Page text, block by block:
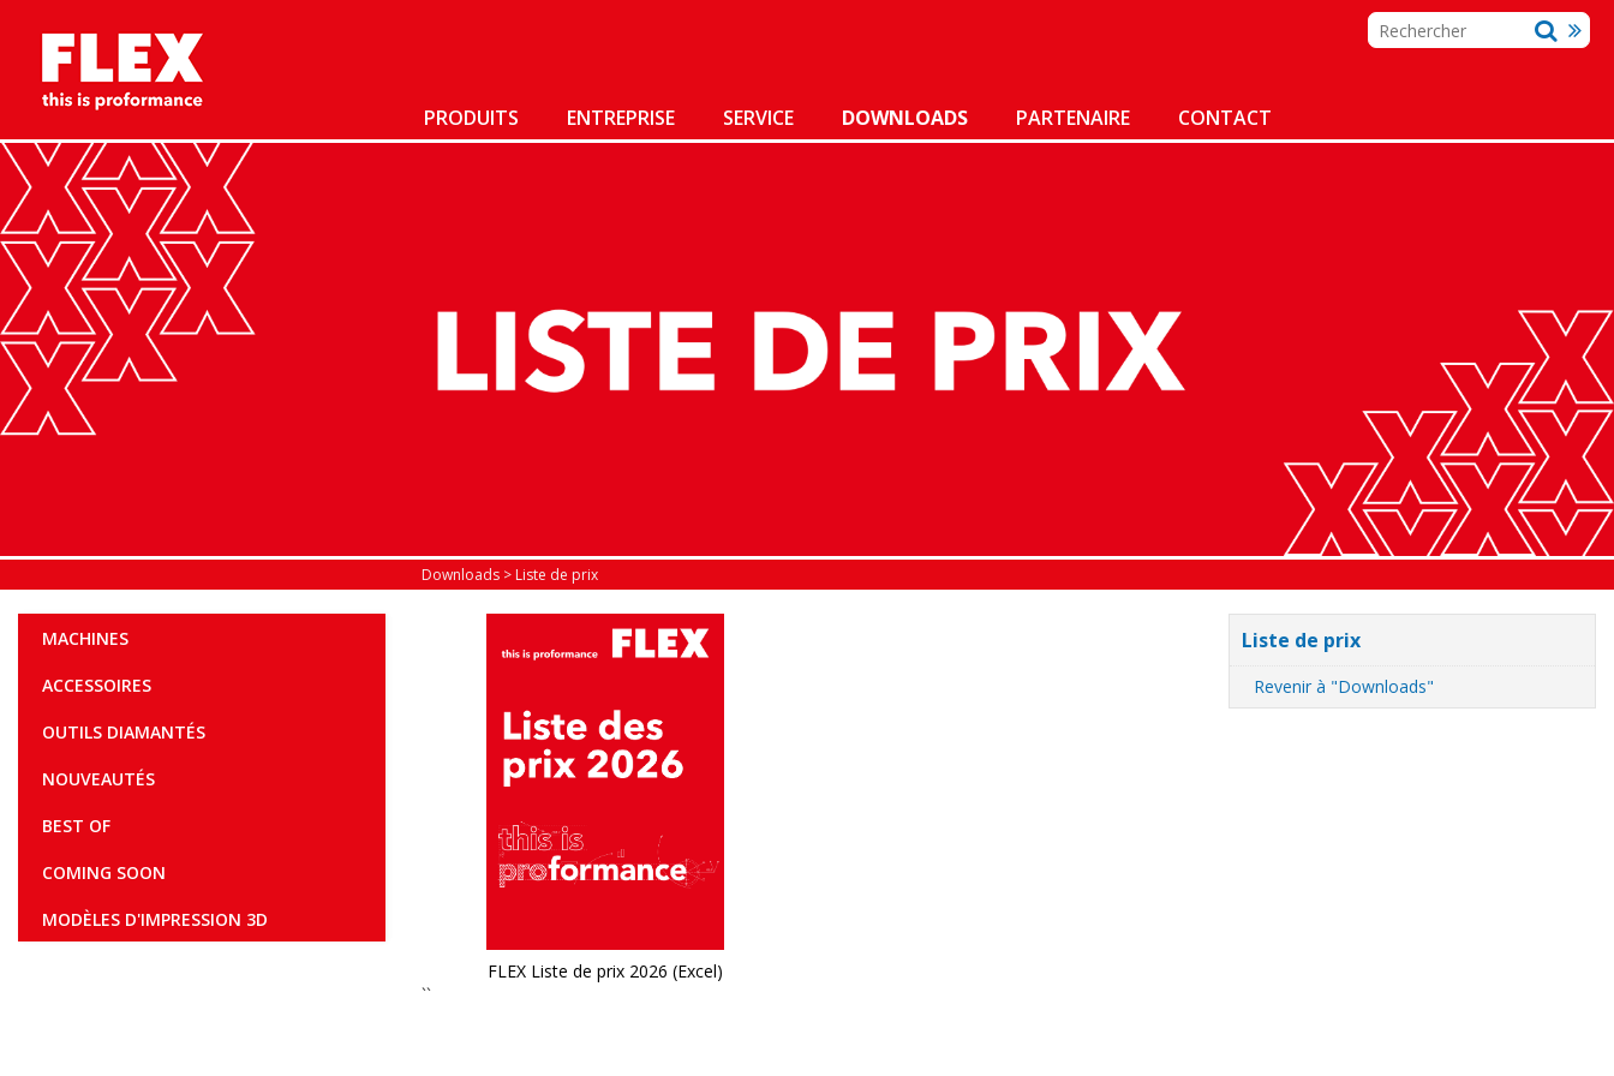
PRODUITS ENTREPRISE SERVICE DOWNLOADS PARTENAIRE CONTACT
MACHINES
ACCESSOIRES
OUTILS DIAMANTÉS
NOUVEAUTÉS
BEST OF
COMING SOON
MODÈLES D'IMPRESSION 3D
Downloads > Liste de prix
FLEX Liste de prix 2026 (Excel)
``
Liste de prix
Revenir à "Downloads"